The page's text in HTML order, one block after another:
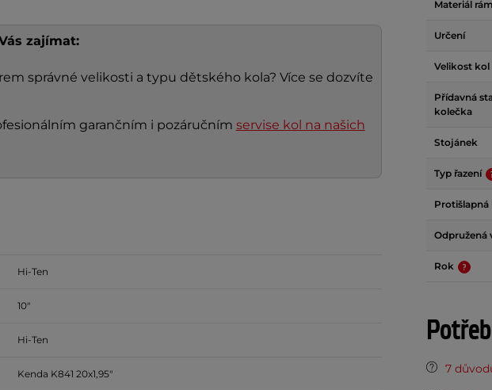
zajímat:
správné velikosti a typu dětského kola? Více se dozvíte
garančním i pozáručním servise kol na našich
Hi-Ten
10"
Hi-Ten
Kenda K841 20x1,95"
Materiál
Určení
Velikost kol
Přídavná
kolečka
Stojánek
Typ řazení
Protišlapná
Odpružená
Rok
7